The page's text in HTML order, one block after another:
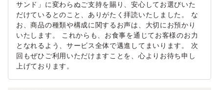
サンド」に変わらぬご支持を賜り、安心してお選びいた
だけているとのこと、ありがたく拝読いたしました。 な
お、商品の種類や構成に関するお声は、大切にお預かり
いたします。 これからも、お食事を通じてお客様のお力
となれるよう、サービス全体で邁進してまいります。 次
回もぜひご利用いただけますことを、心よりお待ち申し
上げております。